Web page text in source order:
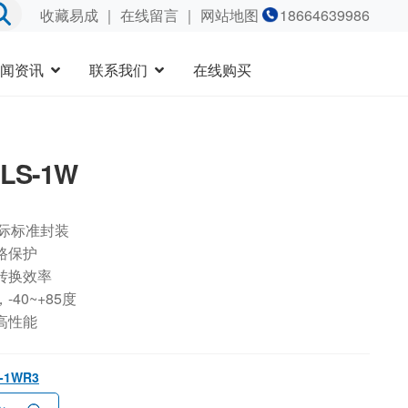
收藏易成｜ 在线留言｜ 网站地图 18664639986
资讯 联系我们 在线购买
1W
标准封装
保护
换效率
-40~+85度
性能